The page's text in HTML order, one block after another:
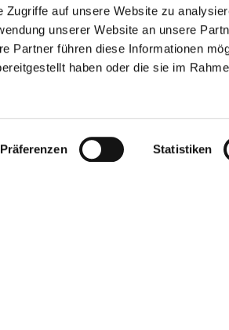
Zugriffe auf unsere Website zu
unserer Website an unsere
Partner führen diese Informationen
haben oder die sie im
Präferenzen Statistiken
CASE.